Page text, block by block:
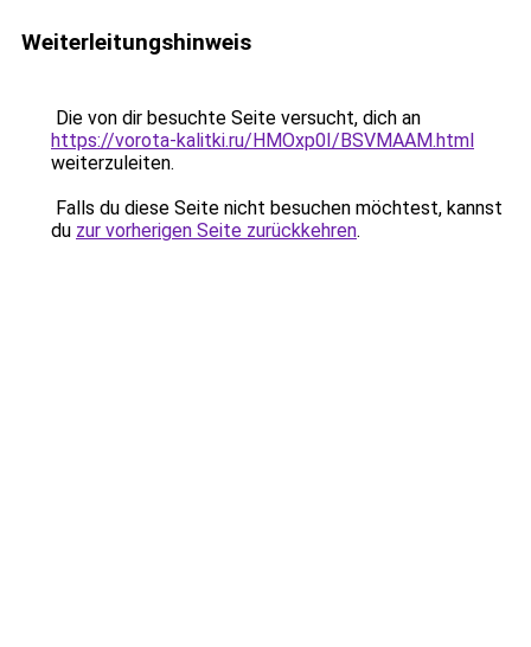
Weiterleitungshinweis
Die von dir besuchte Seite versucht, dich an
https://vorota-kalitki.ru/HMOxp0I/BSVMAAM.html
weiterzuleiten.
Falls du diese Seite nicht besuchen möchtest, kannst
du zur vorherigen Seite zurückkehren.